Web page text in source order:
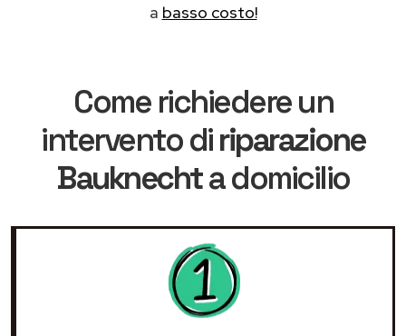
a basso costo!
Come richiedere un
intervento diriparazione
Bauknechta domicilio